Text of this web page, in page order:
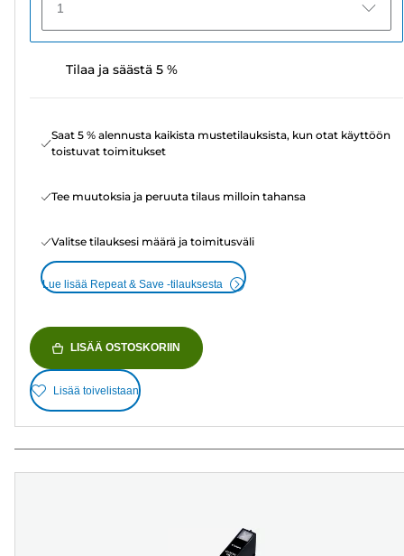
1
Tilaa ja säästä 5 %
Saat 5 % alennusta kaikista mustetilauksista, kun otat käyttöön
toistuvat toimitukset
Tee muutoksia ja peruuta tilaus milloin tahansa
Valitse tilauksesi määrä ja toimitusväli
Lue lisää Repeat & Save -tilauksesta
LISÄÄ OSTOSKORIIN
Lisää toivelistaan